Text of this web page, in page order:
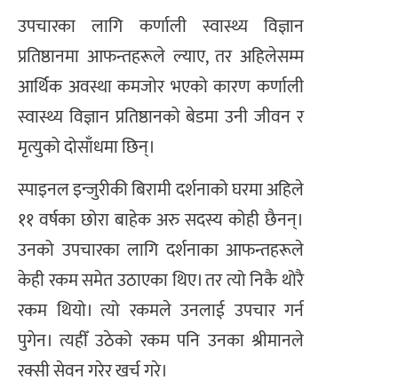
उपचारका लागि कर्णाली स्वास्थ्य विज्ञान
प्रतिष्ठानमा आफन्तहरूले ल्याए, तर अहिलेसम्म
आर्थिक अवस्था कमजोर भएको कारण कर्णाली
स्वास्थ्य विज्ञान प्रतिष्ठानको बेडमा उनी जीवन र
मृत्युको दोसाँधमा छिन्।
स्पाइनल इन्जुरीकी बिरामी दर्शनाको घरमा अहिले
११ वर्षका छोरा बाहेक अरु सदस्य कोही छैनन्।
उनको उपचारका लागि दर्शनाका आफन्तहरूले
केही रकम समेत उठाएका थिए। तर त्यो निकै थोरै
रकम थियो। त्यो रकमले उनलाई उपचार गर्न
पुगेन। त्यहीँ उठेको रकम पनि उनका श्रीमानले
रक्सी सेवन गरेर खर्च गरे।